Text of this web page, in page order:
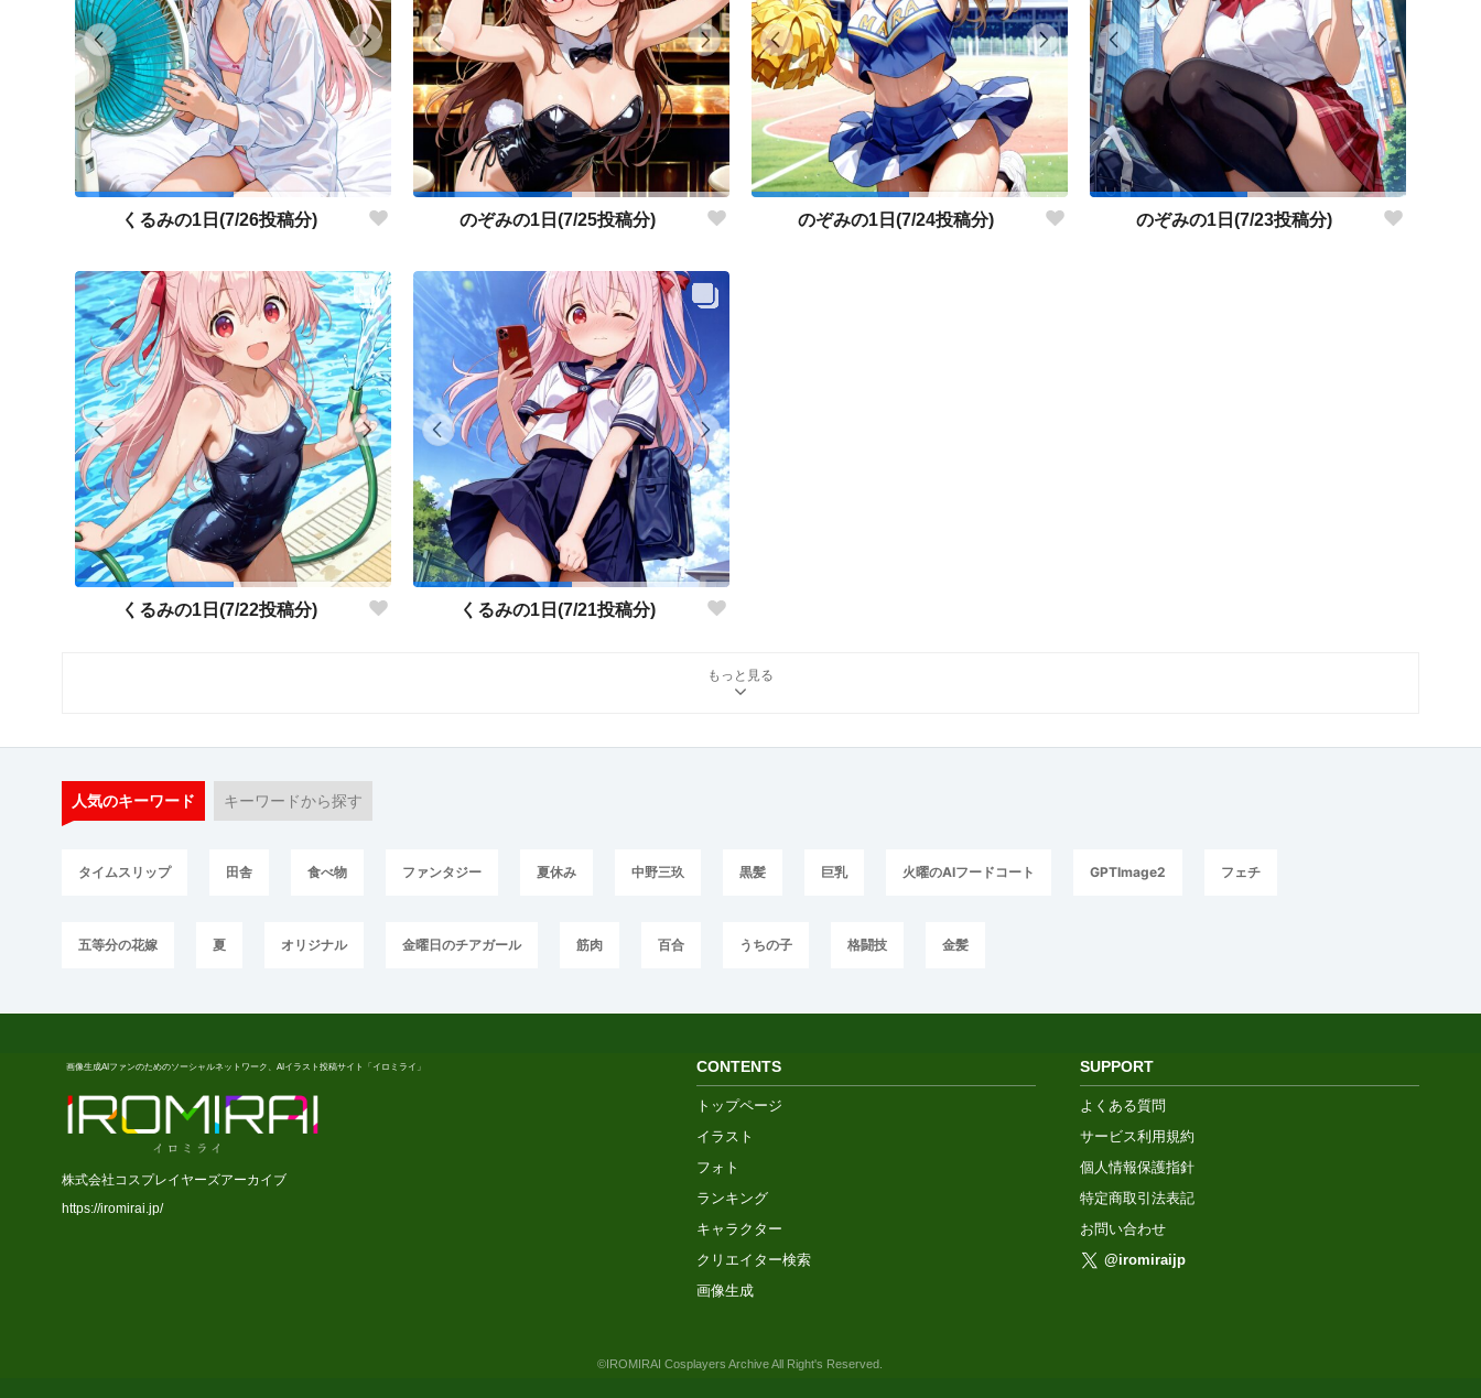
くるみの1日(7/26投稿分) のぞみの1日(7/25投稿分) のぞみの1日(7/24投稿分) のぞみの1日(7/23投稿分)
くるみの1日(7/22投稿分) くるみの1日(7/21投稿分)
もっと見る
人気のキーワード キーワードから探す
タイムスリップ 田舎 食べ物 ファンタジー 夏休み 中野三玖 黒髪 巨乳 火曜のAIフードコート GPTImage2 フェチ
五等分の花嫁 夏 オリジナル 金曜日のチアガール 筋肉 百合 うちの子 格闘技 金髪
画像生成AIファンのためのソーシャルネットワーク、AIイラスト投稿サイト「イロミライ」
株式会社コスプレイヤーズアーカイブ
https://iromirai.jp/
SUPPORT
よくある質問
サービス利用規約
個人情報保護指針
特定商取引法表記
お問い合わせ
@iromiraijp
CONTENTS
トップページ
イラスト
フォト
ランキング
キャラクター
クリエイター検索
画像生成
©IROMIRAI Cosplayers Archive All Right's Reserved.